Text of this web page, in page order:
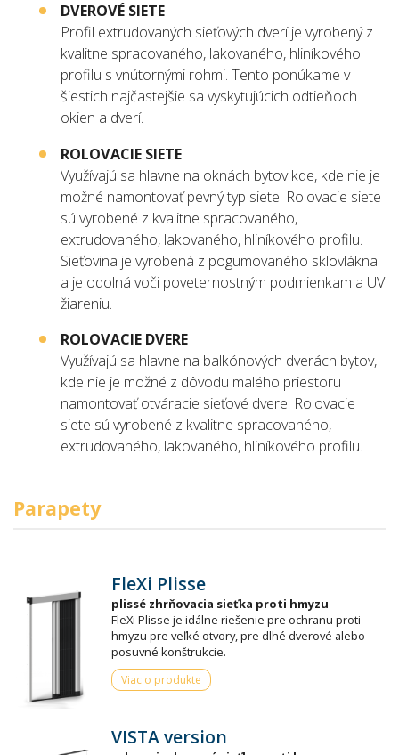
DVEROVÉ SIETE
Profil extrudovaných sieťových dverí je vyrobený z
kvalitne spracovaného, lakovaného, hliníkového
profilu s vnútornými rohmi. Tento ponúkame v
šiestich najčastejšie sa vyskytujúcich odtieňoch
okien a dverí.
ROLOVACIE SIETE
Využívajú sa hlavne na oknách bytov kde, kde nie je
možné namontovať pevný typ siete. Rolovacie siete
sú vyrobené z kvalitne spracovaného,
extrudovaného, lakovaného, hliníkového profilu.
Sieťovina je vyrobená z pogumovaného sklovlákna
a je odolná voči poveternostným podmienkam a UV
žiareniu.
ROLOVACIE DVERE
Využívajú sa hlavne na balkónových dverách bytov,
kde nie je možné z dôvodu malého priestoru
namontovať otváracie sieťové dvere. Rolovacie
siete sú vyrobené z kvalitne spracovaného,
extrudovaného, lakovaného, hliníkového profilu.
Parapety
FleXi Plisse
plissé zhrňovacia sieťka proti hmyzu
FleXi Plisse je idálne riešenie pre ochranu proti
hmyzu pre veľké otvory, pre dlhé dverové alebo
posuvné konštrukcie.
Viac o produkte
VISTA version